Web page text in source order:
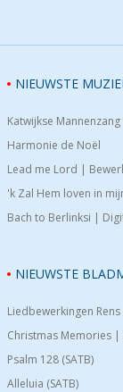
NIEUWSTE
Katwijkse
Harmonie de Noël
Lead me Lord |
'k Zal Hem loven in
Bach to Berlinksi |
NIEUWSTE
Liedbewerkingen
Christmas Memories
Psalm 128 (SATB)
Alleluia (SATB)